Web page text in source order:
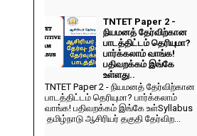
TNTET Paper 2 -
நியமனத் தேர்விற்கான
பாடத்திட்டம் தெரியுமா?
பார்க்கலாம் வாங்க!
பதிவறக்கம் இங்கே
உள்ளது..
TNTET Paper 2 - நியமனத் தேர்விற்கான
பாடத்திட்டம் தெரியுமா? பார்க்கலாம்
வாங்க! பதிவறக்கம் இங்கே உள்Syllabus
தமிழ்நாடு ஆசிரியர் தகுதி தேர்விற...